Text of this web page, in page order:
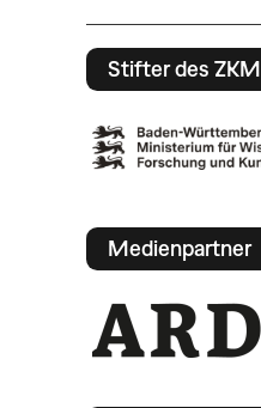
Stifter des ZKM
Medienpartner